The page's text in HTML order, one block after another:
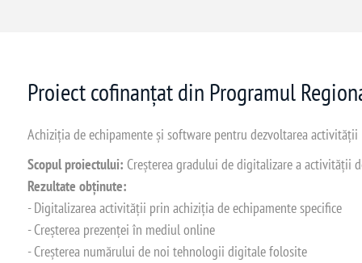
Proiect cofinanțat din Programul
Achiziția de echipamente și software pentru dezvoltarea
Scopul proiectului: Creșterea gradului de digitalizare a activității
Rezultate obținute:
- Digitalizarea activității prin achiziția de echipamente specifice
- Creșterea prezenței în mediul online
- Creșterea numărului de noi tehnologii digitale folosite